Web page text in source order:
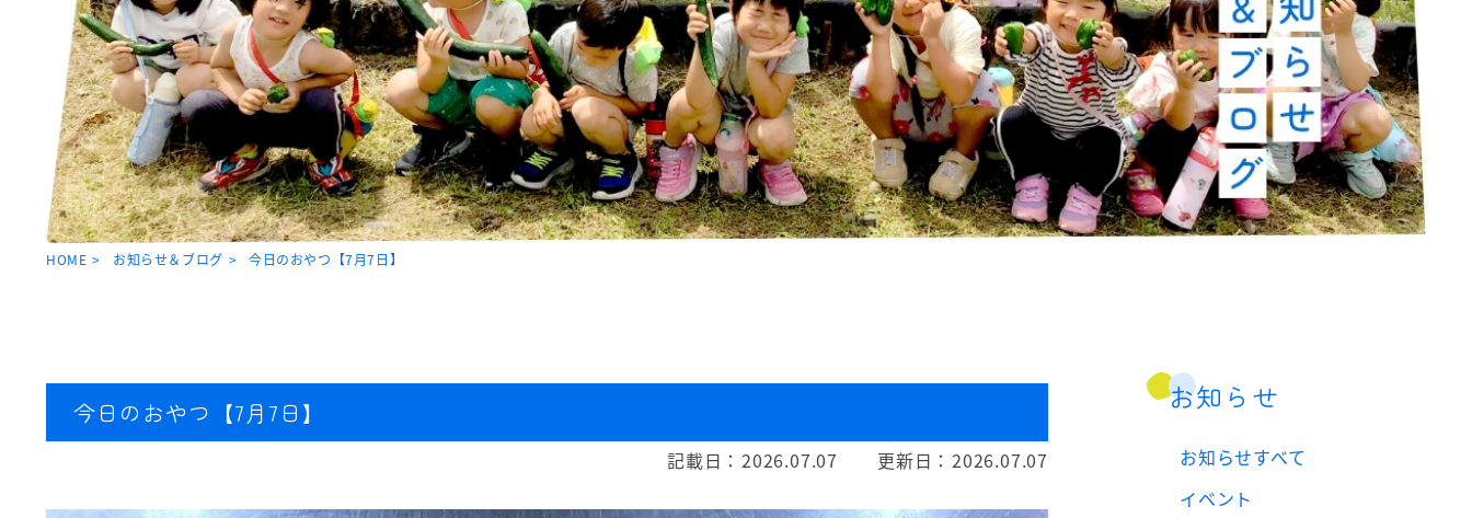
HOME お知らせ＆ブログ 今日のおやつ【7月7日】
今日のおやつ【7月7日】
記載日： 2026.07.07 更新日： 2026.07.07
お知らせ
お知らせすべて
イベント